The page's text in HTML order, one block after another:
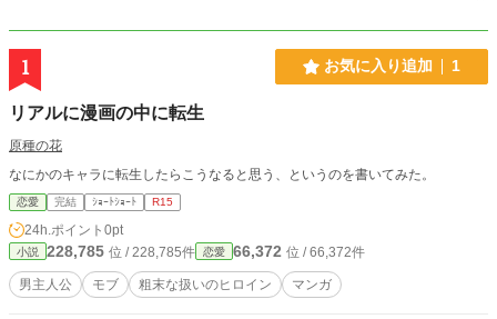
1 お気に入り追加 1
リアルに漫画の中に転生
原種の花
なにかのキャラに転生したらこうなると思う、というのを書いてみた。
恋愛 完結 ｼｮｰﾄｼｮｰﾄ R15
24h.ポイント 0pt
小説 228,785 位 / 228,785件 恋愛 66,372 位 / 66,372件
男主人公 モブ 粗末な扱いのヒロイン マンガ